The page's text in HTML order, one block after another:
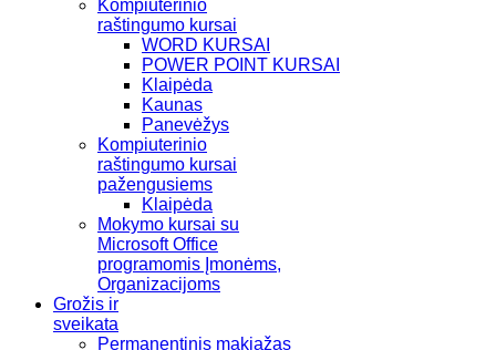
Kompiuterinio
raštingumo kursai
WORD KURSAI
POWER POINT KURSAI
Klaipėda
Kaunas
Panevėžys
Kompiuterinio
raštingumo kursai
pažengusiems
Klaipėda
Mokymo kursai su
Microsoft Office
programomis Įmonėms,
Organizacijoms
Grožis ir
sveikata
Permanentinis makiažas